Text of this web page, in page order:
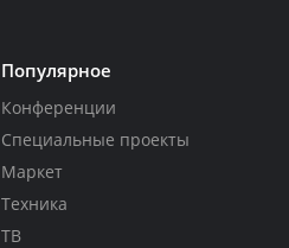
Популярное
Конференции
Специальные проекты
Маркет
Техника
ТВ